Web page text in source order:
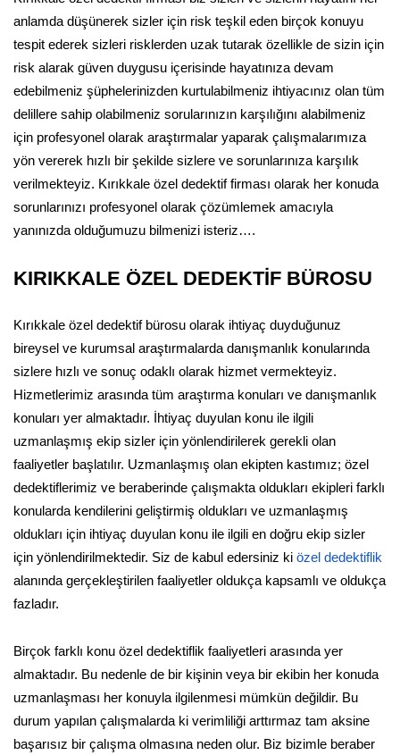
anlamda düşünerek sizler için risk teşkil eden birçok konuyu
tespit ederek sizleri risklerden uzak tutarak özellikle de sizin için
risk alarak güven duygusu içerisinde hayatınıza devam
edebilmeniz şüphelerinizden kurtulabilmeniz ihtiyacınız olan tüm
delillere sahip olabilmeniz sorularınızın karşılığını alabilmeniz
için profesyonel olarak araştırmalar yaparak çalışmalarımıza
yön vererek hızlı bir şekilde sizlere ve sorunlarınıza karşılık
verilmekteyiz. Kırıkkale özel dedektif firması olarak her konuda
sorunlarınızı profesyonel olarak çözümlemek amacıyla
yanınızda olduğumuzu bilmenizi isteriz….
KIRIKKALE ÖZEL DEDEKTİF BÜROSU
Kırıkkale özel dedektif bürosu olarak ihtiyaç duyduğunuz
bireysel ve kurumsal araştırmalarda danışmanlık konularında
sizlere hızlı ve sonuç odaklı olarak hizmet vermekteyiz.
Hizmetlerimiz arasında tüm araştırma konuları ve danışmanlık
konuları yer almaktadır. İhtiyaç duyulan konu ile ilgili
uzmanlaşmış ekip sizler için yönlendirilerek gerekli olan
faaliyetler başlatılır. Uzmanlaşmış olan ekipten kastımız; özel
dedektiflerimiz ve beraberinde çalışmakta oldukları ekipleri farklı
konularda kendilerini geliştirmiş oldukları ve uzmanlaşmış
oldukları için ihtiyaç duyulan konu ile ilgili en doğru ekip sizler
için yönlendirilmektedir. Siz de kabul edersiniz ki özel dedektiflik
alanında gerçekleştirilen faaliyetler oldukça kapsamlı ve oldukça
fazladır.
Birçok farklı konu özel dedektiflik faaliyetleri arasında yer
almaktadır. Bu nedenle de bir kişinin veya bir ekibin her konuda
uzmanlaşması her konuyla ilgilenmesi mümkün değildir. Bu
durum yapılan çalışmalarda ki verimliliği arttırmaz tam aksine
başarısız bir çalışma olmasına neden olur. Biz bizimle beraber